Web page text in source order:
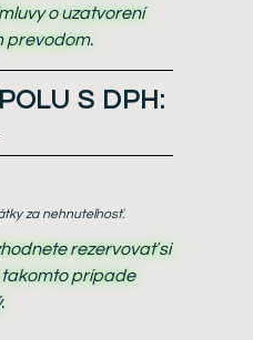
o uzatvorení
prevodom.
S DPH:
za nehnuteľnosť.
rezervovať si
takomto prípade